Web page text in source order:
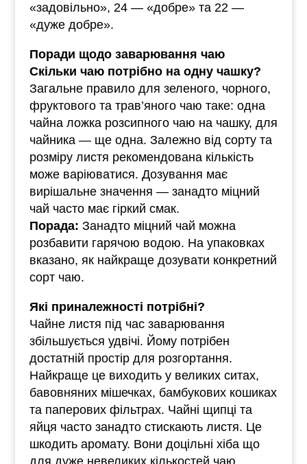
«задовільно», 24 — «добре» та 22 —
«дуже добре».
Поради щодо заварювання чаю
Скільки чаю потрібно на одну чашку?
Загальне правило для зеленого, чорного,
фруктового та трав’яного чаю таке: одна
чайна ложка розсипного чаю на чашку, для
чайника — ще одна. Залежно від сорту та
розміру листя рекомендована кількість
може варіюватися. Дозування має
вирішальне значення — занадто міцний
чай часто має гіркий смак.
Порада: Занадто міцний чай можна
розбавити гарячою водою. На упаковках
вказано, як найкраще дозувати конкретний
сорт чаю.
Які приналежності потрібні?
Чайне листя під час заварювання
збільшується удвічі. Йому потрібен
достатній простір для розгортання.
Найкраще це виходить у великих ситах,
бавовняних мішечках, бамбукових кошиках
та паперових фільтрах. Чайні щипці та
яйця часто занадто стискають листя. Це
шкодить аромату. Вони доцільні хіба що
для дуже невеликих кількостей чаю.